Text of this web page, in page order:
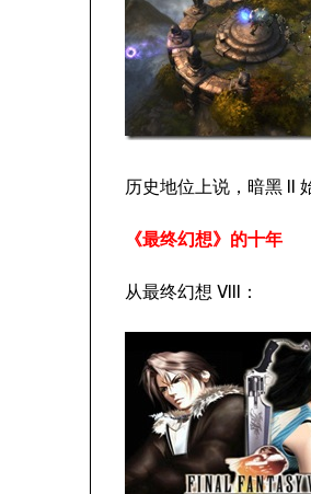
历史地位上说，暗黑 II
《最终幻想》的十年
从最终幻想 VIII：